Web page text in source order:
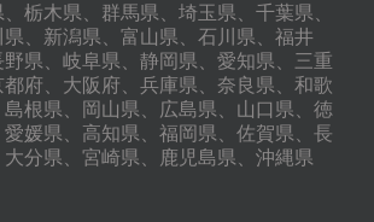
栃木県、群馬県、埼玉県、千葉県、
、新潟県、富山県、石川県、福井
県、岐阜県、静岡県、愛知県、三重
府、大阪府、兵庫県、奈良県、和歌
根県、岡山県、広島県、山口県、徳
媛県、高知県、福岡県、佐賀県、長
分県、宮崎県、鹿児島県、沖縄県